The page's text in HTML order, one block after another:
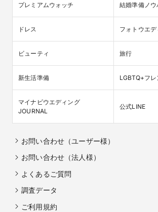
プレミアムウォッチ 結婚準備ノウ
ドレス フォトウエデ
ビューティ 旅行
新生活準備 LGBTQ+フ
マイナビウエディング
JOURNAL
公式LINE
お問い合わせ（ユーザー様）
お問い合わせ（法人様）
よくあるご質問
調査データ
ご利用規約